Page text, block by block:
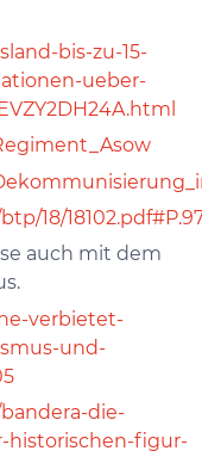
bis-zu-15-
ueber-
18/
auch mit dem
verbietet-
und-
die-
historischen-figur-